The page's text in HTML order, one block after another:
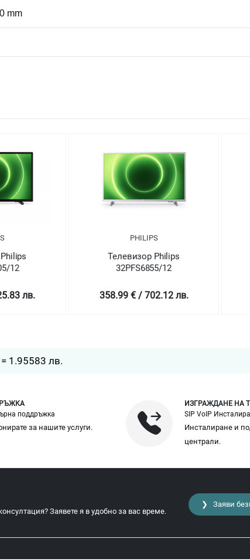
mm
12
лв.
PHILIPS
Телевизор Philips
32PFS6855/12
358.99 € / 702.12 лв.
1.95583 лв.
поддръжка
за нашите услуги.
ИЗГРАЖДАНЕ НА
SIP VoIP
Инсталиране и
централи.
Заявете я в удобно за вас време.
❯ Заяви